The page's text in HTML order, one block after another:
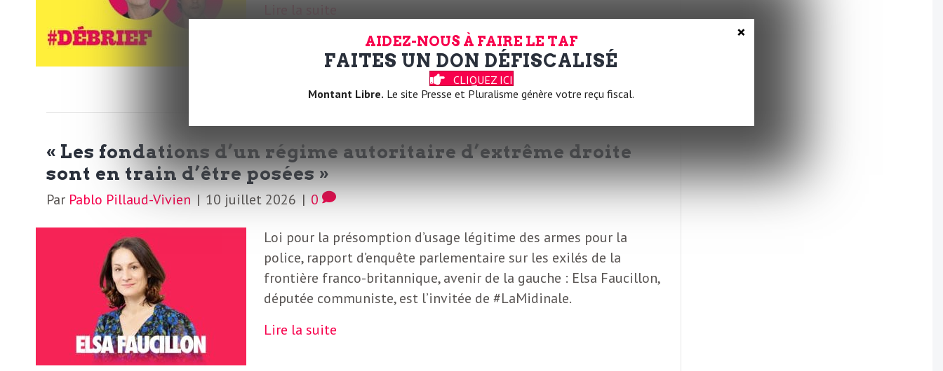
a
e
t
t
d
Lire la suite
« Les fondations d’un régime autoritaire d’extrême droite
sont en train d’être posées »
Par Pablo Pillaud-Vivien | 10 juillet 2026 | 0
Loi pour la présomption d’usage légitime des armes pour la
police, rapport d’enquête parlementaire sur les exilés de la
frontière franco-britannique, avenir de la gauche : Elsa Faucillon,
députée communiste, est l’invitée de #LaMidinale.
Lire la suite
AIDEZ-NOUS À FAIRE LE TAF
FAITES UN DON DÉFISCALISÉ
CLIQUEZ ICI
Montant Libre. Le site Presse et Pluralisme génère votre reçu fiscal.
×